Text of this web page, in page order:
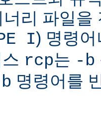
리 파일을
I) 명령
rcp는 -b
명령어를